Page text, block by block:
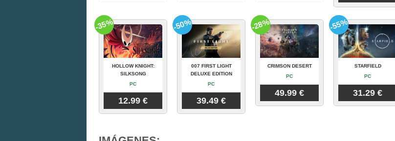
HOLLOW KNIGHT:
SILKSONG
PC
12.99 €
-35%
007 FIRST LIGHT
DELUXE EDITION
PC
39.49 €
-50%
CRIMSON DESERT
PC
49.99 €
-28%
STARFIELD
PC
31.29 €
-55%